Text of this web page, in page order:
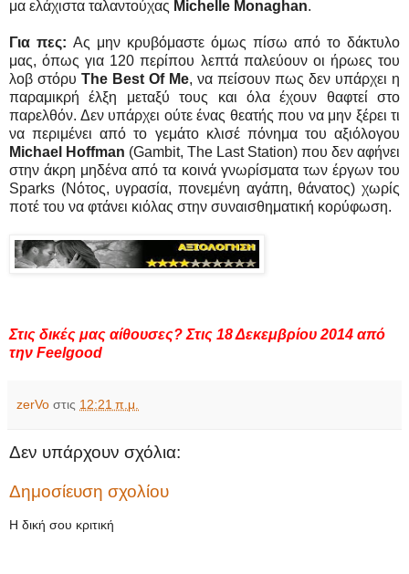
μα ελάχιστα ταλαντούχας Michelle Monaghan.
Για πες: Ας μην κρυβόμαστε όμως πίσω από το δάκτυλο
μας, όπως για 120 περίπου λεπτά παλεύουν οι ήρωες του
λοβ στόρυ The Best Of Me, να πείσουν πως δεν υπάρχει η
παραμικρή έλξη μεταξύ τους και όλα έχουν θαφτεί στο
παρελθόν. Δεν υπάρχει ούτε ένας θεατής που να μην ξέρει τι
να περιμένει από το γεμάτο κλισέ πόνημα του αξιόλογου
Michael Hoffman (Gambit, The Last Station) που δεν αφήνει
στην άκρη μηδένα από τα κοινά γνωρίσματα των έργων του
Sparks (Νότος, υγρασία, πονεμένη αγάπη, θάνατος) χωρίς
ποτέ του να φτάνει κιόλας στην συναισθηματική κορύφωση.
Στις δικές μας αίθουσες? Στις 18 Δεκεμβρίου 2014 από
την Feelgood
zerVo στις 12:21 π.μ.
Δεν υπάρχουν σχόλια:
Δημοσίευση σχολίου
Η δική σου κριτική